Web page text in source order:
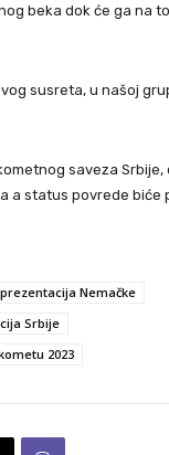
beka dok će ga na
susreta, u našoj
saveza Srbije,
a status povrede biće
Nemačke
Srbije
2023